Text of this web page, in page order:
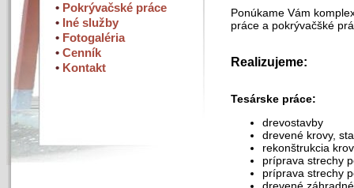
• Pokrývačské práce
• Iné služby
• Fotogaléria
• Cenník
• Kontakt
Ponúkame Vám
práce a pokrývačšké
Realizujeme:
Tesárske práce:
drevostavby
drevené krovy,
rekonštrukcia
príprava strechy
príprava strechy